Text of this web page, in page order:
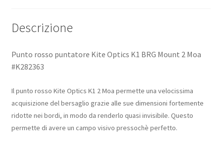
Descrizione
Punto rosso puntatore Kite Optics K1 BRG Mount 2 Moa
#K282363
Il punto rosso Kite Optics K1 2 Moa permette una velocissima
acquisizione del bersaglio grazie alle sue dimensioni fortemente
ridotte nei bordi, in modo da renderlo quasi invisibile. Questo
permette di avere un campo visivo pressochè perfetto.